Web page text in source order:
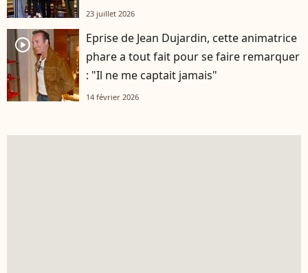
23 juillet 2026
player2
Eprise de Jean Dujardin, cette animatrice
phare a tout fait pour se faire remarquer
: "Il ne me captait jamais"
14 février 2026